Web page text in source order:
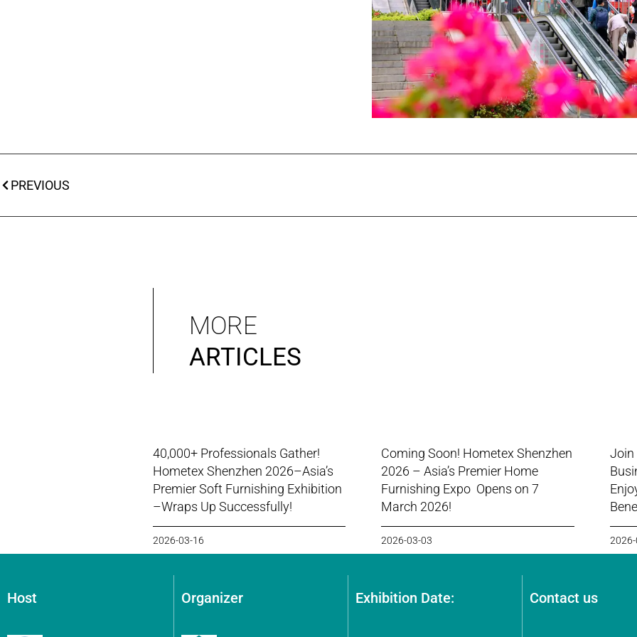
PREVIOUS
MORE
ARTICLES
40,000+ Professionals Gather!
Hometex Shenzhen 2026–Asia’s
Premier Soft Furnishing Exhibition
–Wraps Up Successfully!
2026-03-16
Coming Soon! Hometex Shenzhen
2026 – Asia’s Premier Home
Furnishing Expo Opens on 7
March 2026!
2026-03-03
Join
Host Organizer Exhibition Date: Contact us